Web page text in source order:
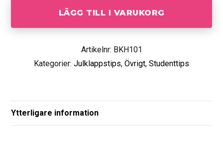
LÄGG TILL I VARUKORG
Artikelnr: BKH101
Kategorier: Julklappstips, Övrigt, Studenttips
Ytterligare information